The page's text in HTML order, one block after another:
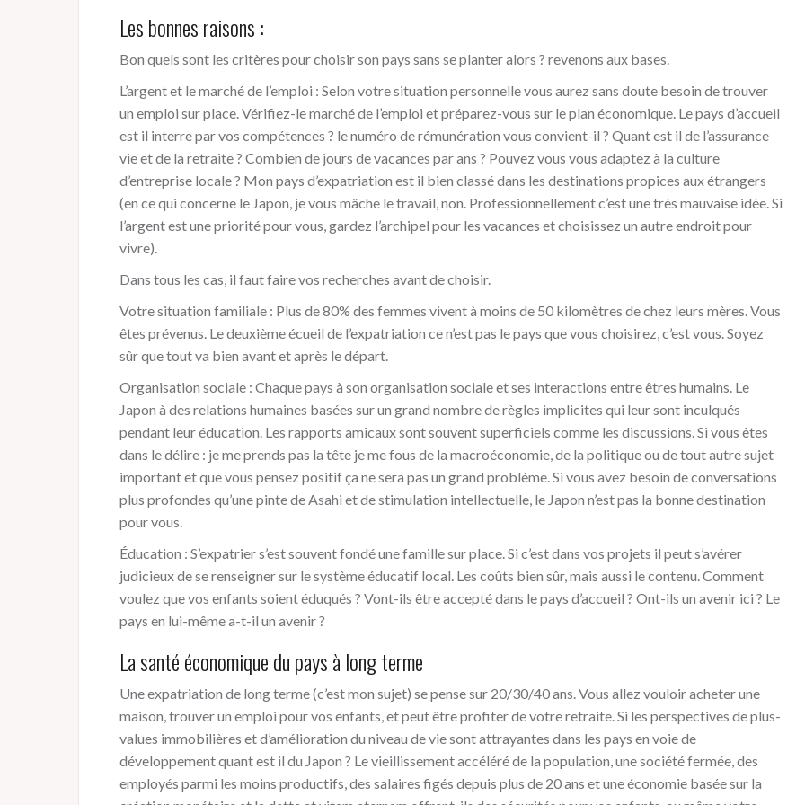
Les bonnes raisons :
Bon quels sont les critères pour choisir son pays sans se planter alors ? revenons aux bases.
L’argent et le marché de l’emploi : Selon votre situation personnelle vous aurez sans doute besoin de trouver
un emploi sur place. Vérifiez-le marché de l’emploi et préparez-vous sur le plan économique. Le pays d’accueil
est il interre par vos compétences ? le numéro de rémunération vous convient-il ? Quant est il de l’assurance
vie et de la retraite ? Combien de jours de vacances par ans ? Pouvez vous vous adaptez à la culture
d’entreprise locale ? Mon pays d’expatriation est il bien classé dans les destinations propices aux étrangers
(en ce qui concerne le Japon, je vous mâche le travail, non. Professionnellement c’est une très mauvaise idée. Si
l’argent est une priorité pour vous, gardez l’archipel pour les vacances et choisissez un autre endroit pour
vivre).
Dans tous les cas, il faut faire vos recherches avant de choisir.
Votre situation familiale : Plus de 80% des femmes vivent à moins de 50 kilomètres de chez leurs mères. Vous
êtes prévenus. Le deuxième écueil de l’expatriation ce n’est pas le pays que vous choisirez, c’est vous. Soyez
sûr que tout va bien avant et après le départ.
Organisation sociale : Chaque pays à son organisation sociale et ses interactions entre êtres humains. Le
Japon à des relations humaines basées sur un grand nombre de règles implicites qui leur sont inculqués
pendant leur éducation. Les rapports amicaux sont souvent superficiels comme les discussions. Si vous êtes
dans le délire : je me prends pas la tête je me fous de la macroéconomie, de la politique ou de tout autre sujet
important et que vous pensez positif ça ne sera pas un grand problème. Si vous avez besoin de conversations
plus profondes qu’une pinte de Asahi et de stimulation intellectuelle, le Japon n’est pas la bonne destination
pour vous.
Éducation : S’expatrier s’est souvent fondé une famille sur place. Si c’est dans vos projets il peut s’avérer
judicieux de se renseigner sur le système éducatif local. Les coûts bien sûr, mais aussi le contenu. Comment
voulez que vos enfants soient éduqués ? Vont-ils être accepté dans le pays d’accueil ? Ont-ils un avenir ici ? Le
pays en lui-même a-t-il un avenir ?
La santé économique du pays à long terme
Une expatriation de long terme (c’est mon sujet) se pense sur 20/30/40 ans. Vous allez vouloir acheter une
maison, trouver un emploi pour vos enfants, et peut être profiter de votre retraite. Si les perspectives de plus-
values immobilières et d’amélioration du niveau de vie sont attrayantes dans les pays en voie de
développement quant est il du Japon ? Le vieillissement accéléré de la population, une société fermée, des
employés parmi les moins productifs, des salaires figés depuis plus de 20 ans et une économie basée sur la